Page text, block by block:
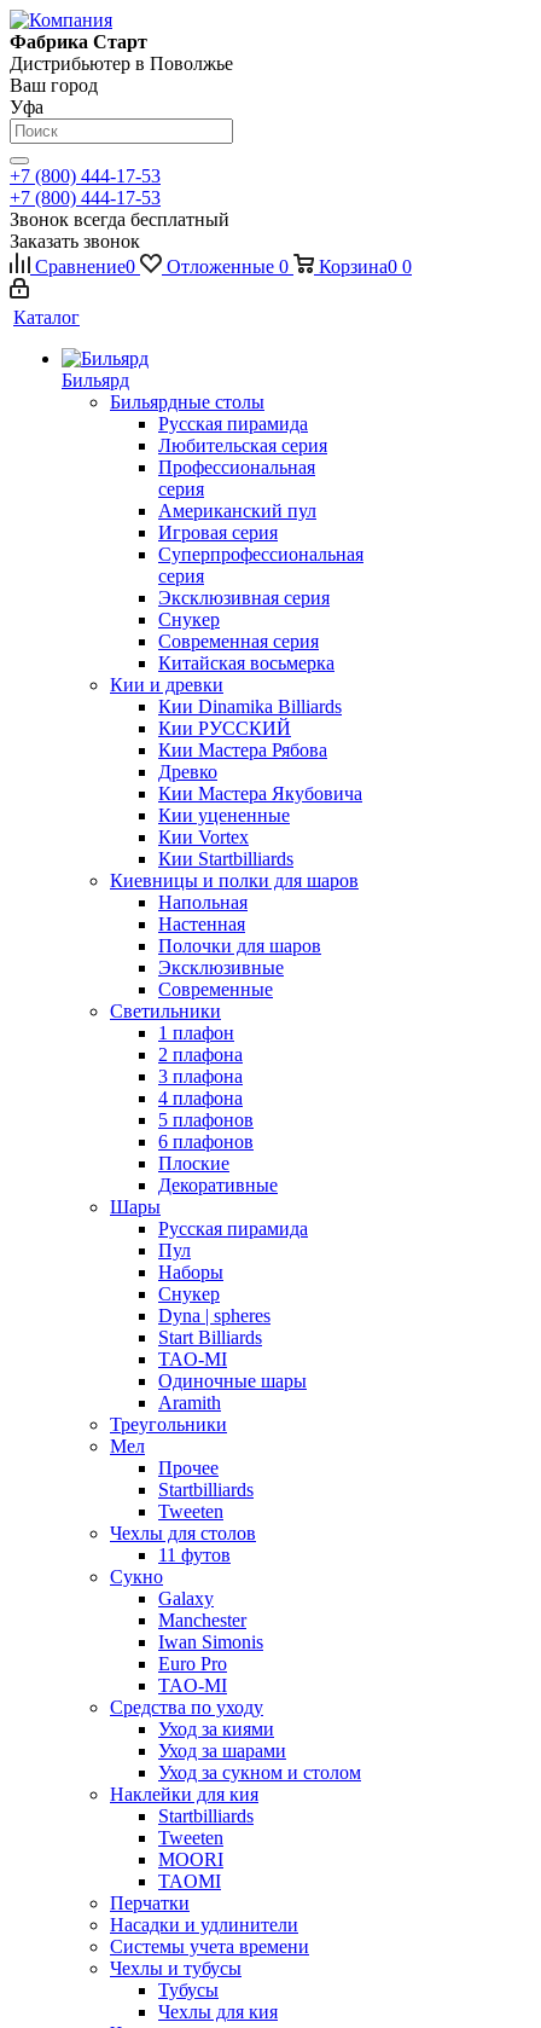
Фабрика Старт
Дистрибьютер в Поволжье
Ваш город
Уфа
+7 (800) 444-17-53
+7 (800) 444-17-53
Звонок всегда бесплатный
Заказать звонок
Сравнение0 Отложенные 0 Корзина0 0
Каталог
Бильярд
Бильярдные столы
Русская пирамида
Любительская серия
Профессиональная
серия
Американский пул
Игровая серия
Суперпрофессиональная
серия
Эксклюзивная серия
Снукер
Современная серия
Китайская восьмерка
Кии и древки
Кии Dinamika Billiards
Кии РУССКИЙ
Кии Мастера Рябова
Древко
Кии Мастера Якубовича
Кии уцененные
Кии Vortex
Кии Startbilliards
Киевницы и полки для шаров
Напольная
Настенная
Полочки для шаров
Эксклюзивные
Современные
Светильники
1 плафон
2 плафона
3 плафона
4 плафона
5 плафонов
6 плафонов
Плоские
Декоративные
Шары
Русская пирамида
Пул
Наборы
Снукер
Dyna | spheres
Start Billiards
TAO-MI
Одиночные шары
Aramith
Треугольники
Мел
Прочее
Startbilliards
Tweeten
Чехлы для столов
11 футов
Сукно
Galaxy
Manchester
Iwan Simonis
Euro Pro
TAO-MI
Средства по уходу
Уход за киями
Уход за шарами
Уход за сукном и столом
Наклейки для кия
Startbilliards
Tweeten
MOORI
TAOMI
Перчатки
Насадки и удлинители
Системы учета времени
Чехлы и тубусы
Тубусы
Чехлы для кия